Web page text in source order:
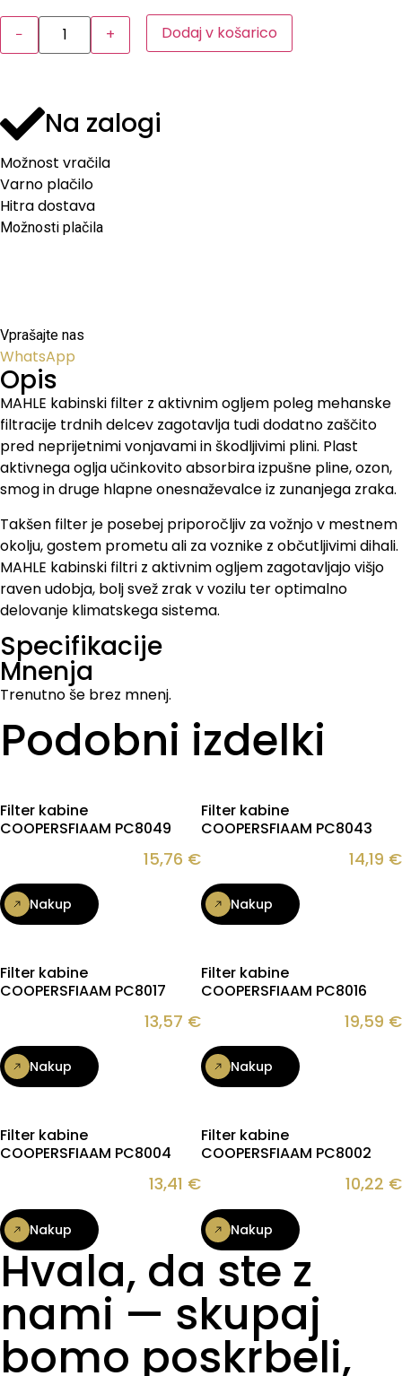
− + Dodaj v košarico
Na zalogi
Možnost vračila
Varno plačilo
Hitra dostava
Možnosti plačila
Vprašajte nas
WhatsApp
Opis
MAHLE kabinski filter z aktivnim ogljem poleg mehanske
filtracije trdnih delcev zagotavlja tudi dodatno zaščito
pred neprijetnimi vonjavami in škodljivimi plini. Plast
aktivnega oglja učinkovito absorbira izpušne pline, ozon,
smog in druge hlapne onesnaževalce iz zunanjega zraka.
Takšen filter je posebej priporočljiv za vožnjo v mestnem
okolju, gostem prometu ali za voznike z občutljivimi dihali.
MAHLE kabinski filtri z aktivnim ogljem zagotavljajo višjo
raven udobja, bolj svež zrak v vozilu ter optimalno
delovanje klimatskega sistema.
Specifikacije
Mnenja
Trenutno še brez mnenj.
Podobni izdelki
Filter kabine
COOPERSFIAAM PC8049
15,76 €
Nakup
Filter kabine
COOPERSFIAAM PC8043
14,19 €
Nakup
Filter kabine
COOPERSFIAAM PC8017
13,57 €
Nakup
Filter kabine
COOPERSFIAAM PC8016
19,59 €
Nakup
Filter kabine
COOPERSFIAAM PC8004
13,41 €
Nakup
Filter kabine
COOPERSFIAAM PC8002
10,22 €
Nakup
Hvala, da ste z
nami — skupaj
bomo poskrbeli,